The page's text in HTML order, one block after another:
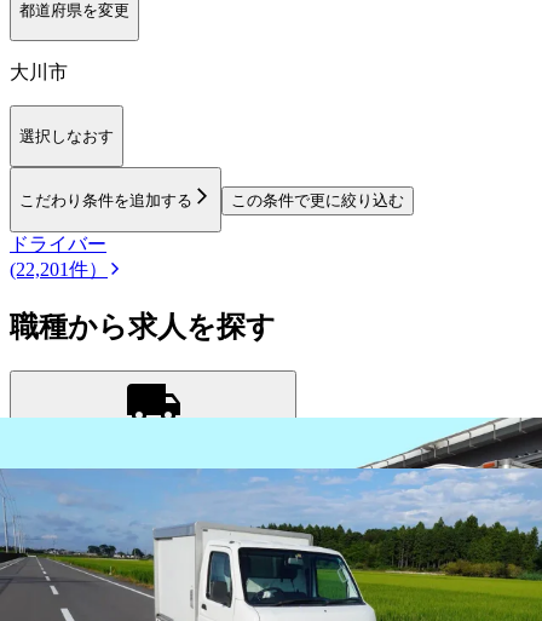
都道府県を変更
大川市
選択しなおす
こだわり条件を追加する この条件で更に絞り込む
ドライバー
(22,201件）
職種から求人を探す
ドライバー